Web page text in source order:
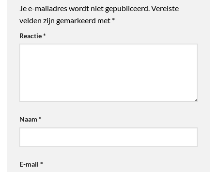
Je e-mailadres wordt niet gepubliceerd. Vereiste
velden zijn gemarkeerd met *
Reactie*
Naam *
E-mail *